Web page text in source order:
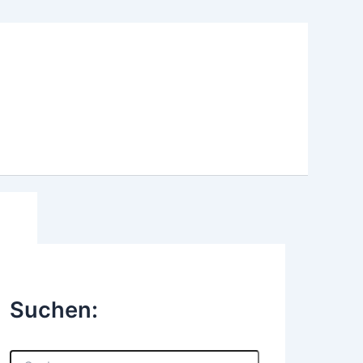
Suchen:
S